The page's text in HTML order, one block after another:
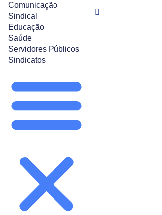
Comunicação
Sindical
Educação
Saúde
Servidores Públicos
Sindicatos